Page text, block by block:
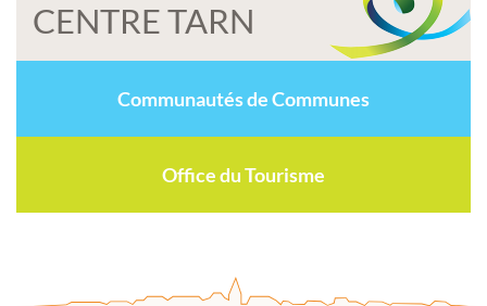
CENTRE TARN
Communautés de Communes
Office du Tourisme